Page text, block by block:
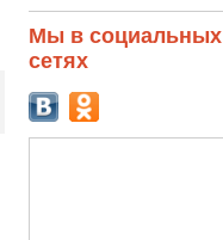
Мы в социальных
сетях